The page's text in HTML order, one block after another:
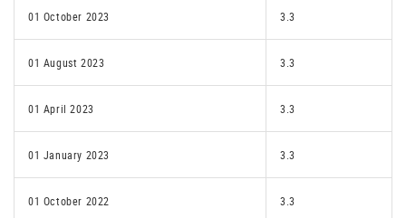
01 October 2023 3.3
01 August 2023 3.3
01 April 2023 3.3
01 January 2023 3.3
01 October 2022 3.3